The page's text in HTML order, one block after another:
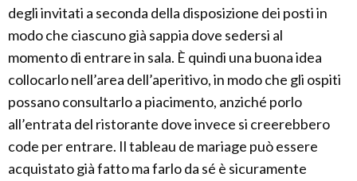
degli invitati a seconda della disposizione dei posti in
modo che ciascuno già sappia dove sedersi al
momento di entrare in sala. È quindi una buona idea
collocarlo nell’area dell’aperitivo, in modo che gli ospiti
possano consultarlo a piacimento, anziché porlo
all’entrata del ristorante dove invece si creerebbero
code per entrare. Il tableau de mariage può essere
acquistato già fatto ma farlo da sé è sicuramente